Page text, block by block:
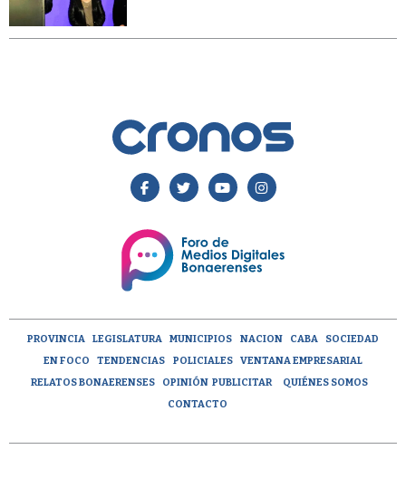
PROVINCIA LEGISLATURA MUNICIPIOS NACION CABA
SOCIEDAD
EN FOCO
TENDENCIAS POLICIALES
VENTANA EMPRESARIAL
RELATOS BONAERENSES
OPINIÓN PUBLICITAR
QUIÉNES SOMOS
CONTACTO